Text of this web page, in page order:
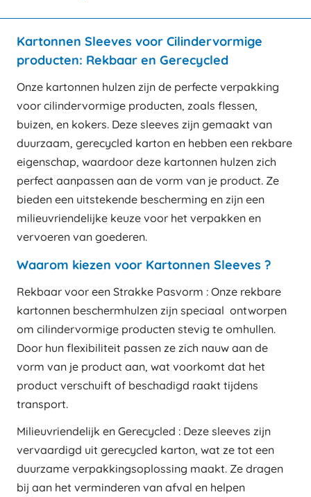
Kartonnen Sleeves voor Cilindervormige
producten: Rekbaar en Gerecycled
Onze kartonnen hulzen zijn de perfecte verpakking
voor cilindervormige producten, zoals flessen,
buizen, en kokers. Deze sleeves zijn gemaakt van
duurzaam, gerecycled karton en hebben een rekbare
eigenschap, waardoor deze kartonnen hulzen zich
perfect aanpassen aan de vorm van je product. Ze
bieden een uitstekende bescherming en zijn een
milieuvriendelijke keuze voor het verpakken en
vervoeren van goederen.
Waarom kiezen voor Kartonnen Sleeves ?
Rekbaar voor een Strakke Pasvorm : Onze rekbare
kartonnen beschermhulzen zijn speciaal ontworpen
om cilindervormige producten stevig te omhullen.
Door hun flexibiliteit passen ze zich nauw aan de
vorm van je product aan, wat voorkomt dat het
product verschuift of beschadigd raakt tijdens
transport.
Milieuvriendelijk en Gerecycled : Deze sleeves zijn
vervaardigd uit gerecycled karton, wat ze tot een
duurzame verpakkingsoplossing maakt. Ze dragen
bij aan het verminderen van afval en helpen